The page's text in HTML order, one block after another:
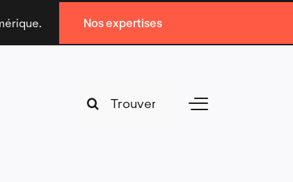
Nos expertises
Toggle